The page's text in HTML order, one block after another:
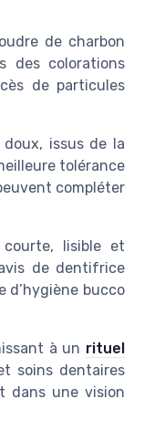
de charbon
des colorations
de particules
issus de la
tolérance
compléter
lisible et
de dentifrice
d’hygiène bucco
à un rituel
soins dentaires
dans une vision